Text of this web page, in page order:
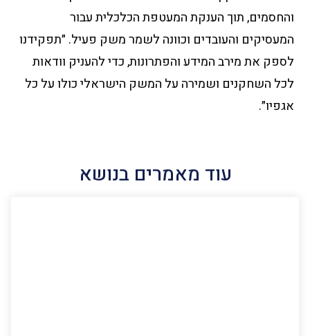
והחסמים, תוך הענקת המעטפת הכלכלית עבור
המעסיקים והעובדים וכוונה לשמר משק פעיל. ״תפקידנו
לספק את מירב המידע והפתרונות, כדי להעניק וודאות
לכל השחקנים ושמירה על המשק הישראלי כולו על כל
אגפיו״.
עוד מאמרים בנושא